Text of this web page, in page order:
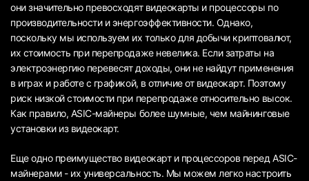
они значительно превосходят видеокарты и процессоры по
производительности и энергоэффективности. Однако,
поскольку мы используем их только для добычи криптовалют,
их стоимость при перепродаже невелика. Если затраты на
электроэнергию перевесят доходы, они не найдут применения
в играх и работе с графикой, в отличие от видеокарт. Поэтому
риск низкой стоимости при перепродаже относительно высок.
Как правило, ASIC-майнеры более шумные, чем майнинговые
установки из видеокарт.
Еще одно преимущество видеокарт и процессоров перед ASIC-
майнерами - их универсальность. Мы можем легко настроить